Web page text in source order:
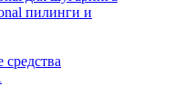
пилинги и